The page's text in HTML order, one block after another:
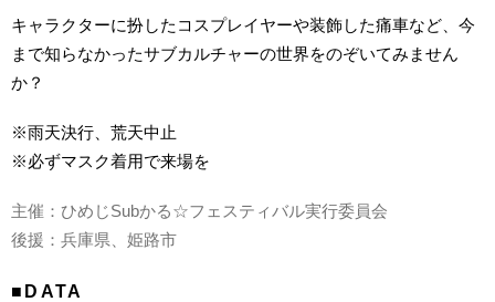
キャラクターに扮したコスプレイヤーや装飾した痛車など、今
まで知らなかったサブカルチャーの世界をのぞいてみません
か？
※雨天決行、荒天中止
※必ずマスク着用で来場を
主催：ひめじSubかる☆フェスティバル実行委員会
後援：兵庫県、姫路市
■DATA